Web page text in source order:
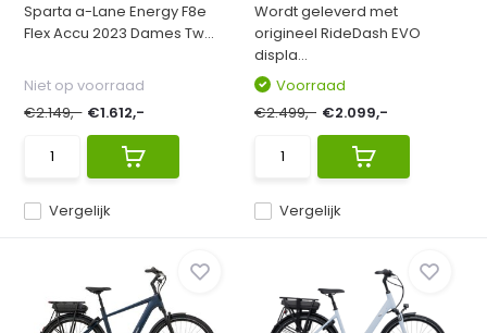
Sparta a-Lane Energy F8e
Flex Accu 2023 Dames Tw...
Vergelijk
Niet op voorraad
€2.149,- €1.612,-
Wordt geleverd met
origineel RideDash EVO
displa...
Vergelijk
Voorraad
€2.499,- €2.099,-